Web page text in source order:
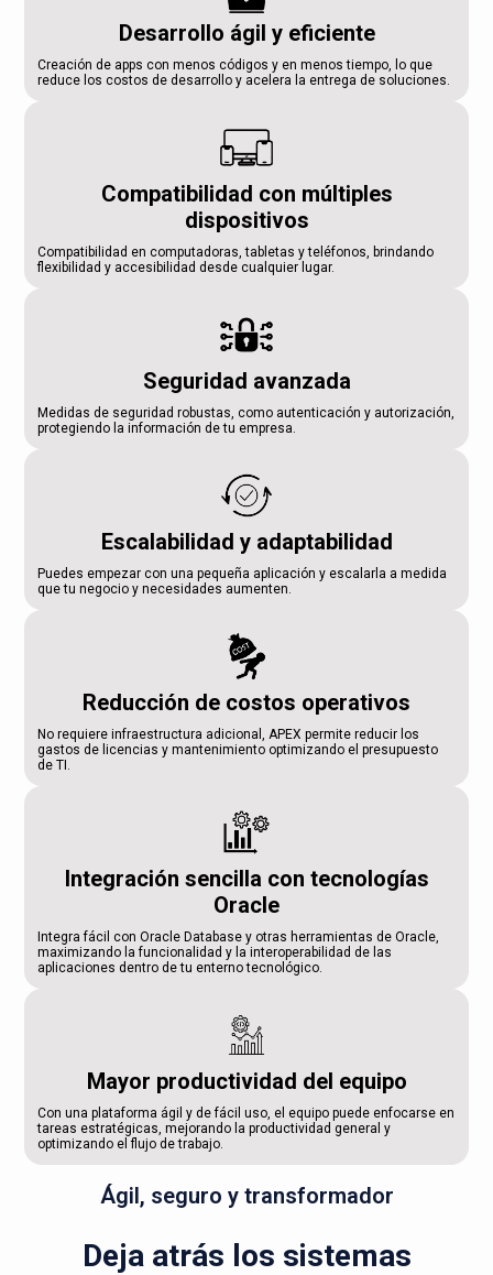
Desarrollo ágil y eficiente
Creación de apps con menos códigos y en menos tiempo, lo que
reduce los costos de desarrollo y acelera la entrega de soluciones.
Compatibilidad con múltiples
dispositivos
Compatibilidad en computadoras, tabletas y teléfonos, brindando
flexibilidad y accesibilidad desde cualquier lugar.
Seguridad avanzada
Medidas de seguridad robustas, como autenticación y autorización,
protegiendo la información de tu empresa.
Escalabilidad y adaptabilidad
Puedes empezar con una pequeña aplicación y escalarla a medida
que tu negocio y necesidades aumenten.
Reducción de costos operativos
No requiere infraestructura adicional, APEX permite reducir los
gastos de licencias y mantenimiento optimizando el presupuesto
de TI.
Integración sencilla con tecnologías
Oracle
Integra fácil con Oracle Database y otras herramientas de Oracle,
maximizando la funcionalidad y la interoperabilidad de las
aplicaciones dentro de tu enterno tecnológico.
Mayor productividad del equipo
Con una plataforma ágil y de fácil uso, el equipo puede enfocarse en
tareas estratégicas, mejorando la productividad general y
optimizando el flujo de trabajo.
Ágil, seguro y transformador
Deja atrás los sistemas